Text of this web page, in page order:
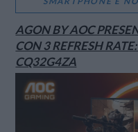
AGON BY AOC
CON 3 REFRESH
CQ32G4ZA